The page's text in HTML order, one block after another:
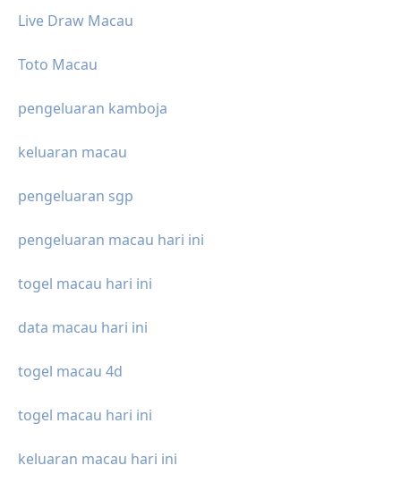
Live Draw Macau
Toto Macau
pengeluaran kamboja
keluaran macau
pengeluaran sgp
pengeluaran macau hari ini
togel macau hari ini
data macau hari ini
togel macau 4d
togel macau hari ini
keluaran macau hari ini